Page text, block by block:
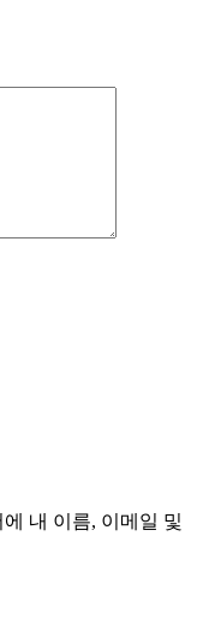
내 이름, 이메일 및